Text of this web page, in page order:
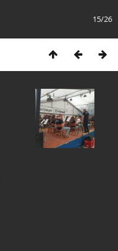
15/26